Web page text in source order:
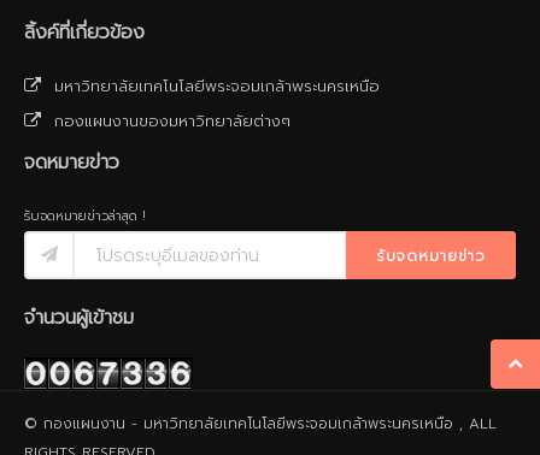
ลิ้งค์ที่เกี่ยวข้อง
มหาวิทยาลัยเทคโนโลยีพระจอมเกล้าพระนครเหนือ
กองแผนงานของมหาวิทยาลัยต่างๆ
จดหมายข่าว
รับจดหมายข่าวล่าสุด !
รับจดหมายข่าว
จำนวนผู้เข้าชม
© กองแผนงาน - มหาวิทยาลัยเทคโนโลยีพระจอมเกล้าพระนครเหนือ , ALL